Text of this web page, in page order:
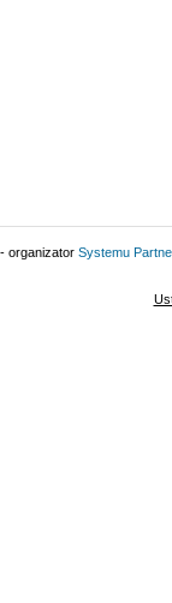
organizator Systemu